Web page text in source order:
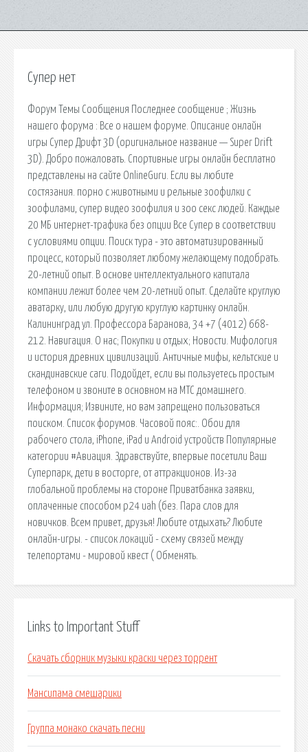
Супер нет
Форум Темы Сообщения Последнее сообщение ; Жизнь
нашего форума : Все о нашем форуме. Описание онлайн
игры Супер Дрифт 3D (оригинальное название — Super Drift
3D). Добро пожаловать. Спортивные игры онлайн бесплатно
представлены на сайте OnlineGuru. Если вы любите
состязания. порно с животными и рельные зоофилки с
зоофилами, супер видео зоофилия и зоо секс людей. Каждые
20 МБ интернет-трафика без опции Все Супер в соответствии
с условиями опции. Поиск тура - это автоматизированный
процесс, который позволяет любому желающему подобрать.
20-летний опыт. В основе интеллектуального капитала
компании лежит более чем 20-летний опыт. Сделайте круглую
аватарку, или любую другую круглую картинку онлайн.
Калининград ул. Профессора Баранова, 34 +7 (4012) 668-
212. Навигация. О нас; Покупки и отдых; Новости. Мифология
и история древних цивилизаций. Античные мифы, кельтские и
скандинавские саги. Подойдет, если вы пользуетесь простым
телефоном и звоните в основном на МТС домашнего.
Информация; Извините, но вам запрещено пользоваться
поиском. Список форумов. Часовой пояс:. Обои для
рабочего стола, iPhone, iPad и Android устройств Популярные
категории #Авиация. Здравствуйте, впервые посетили Ваш
Суперпарк, дети в восторге, от аттракционов. Из-за
глобальной проблемы на стороне Приватбанка заявки,
оплаченные способом p24 uah (без. Пара слов для
новичков. Всем привет, друзья! Любите отдыхать? Любите
онлайн-игры. - список локаций - схему связей между
телепортами - мировой квест ( Обменять.
Links to Important Stuff
Скачать сборник музыки краски через торрент
Мансипама смешарики
Группа монако скачать песни